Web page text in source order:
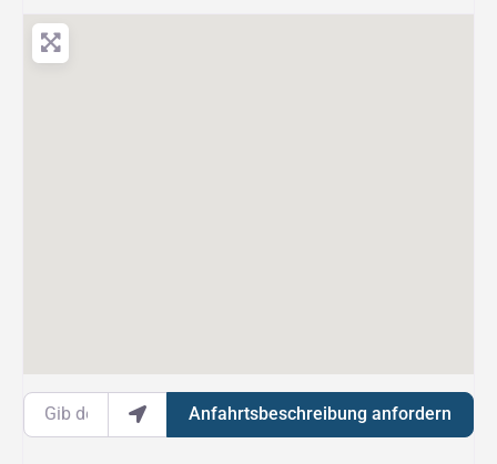
Gib deinen Standort ein.
Anfahrtsbeschreibung anfordern